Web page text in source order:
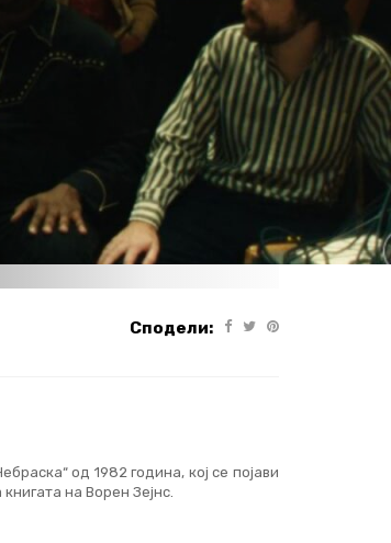
Сподели:
од 1982 година, кој се појави
на Ворен Зејнс.